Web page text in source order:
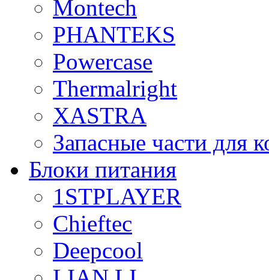
Montech
PHANTEKS
Powercase
Thermalright
XASTRA
Запасные части для
Блоки питания
1STPLAYER
Chieftec
Deepcool